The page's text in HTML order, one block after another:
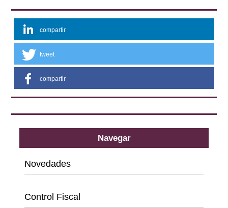
compartir
tweet
compartir
Navegar
Novedades
Control Fiscal